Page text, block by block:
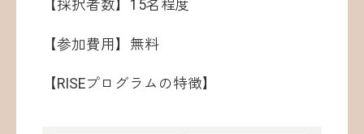
【採択者数】15名程度
【参加費用】無料
【RISEプログラムの特徴】